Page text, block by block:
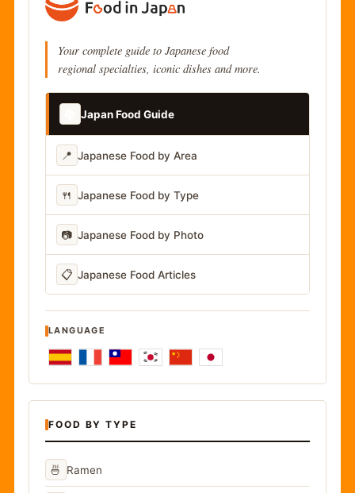
Your complete guide to Japanese food
regional specialties, iconic dishes and more.
Japan Food Guide
📍 Japanese Food by Area
🍴 Japanese Food by Type
📷 Japanese Food by Photo
📋 Japanese Food Articles
LANGUAGE
FOOD BY TYPE
🍜 Ramen